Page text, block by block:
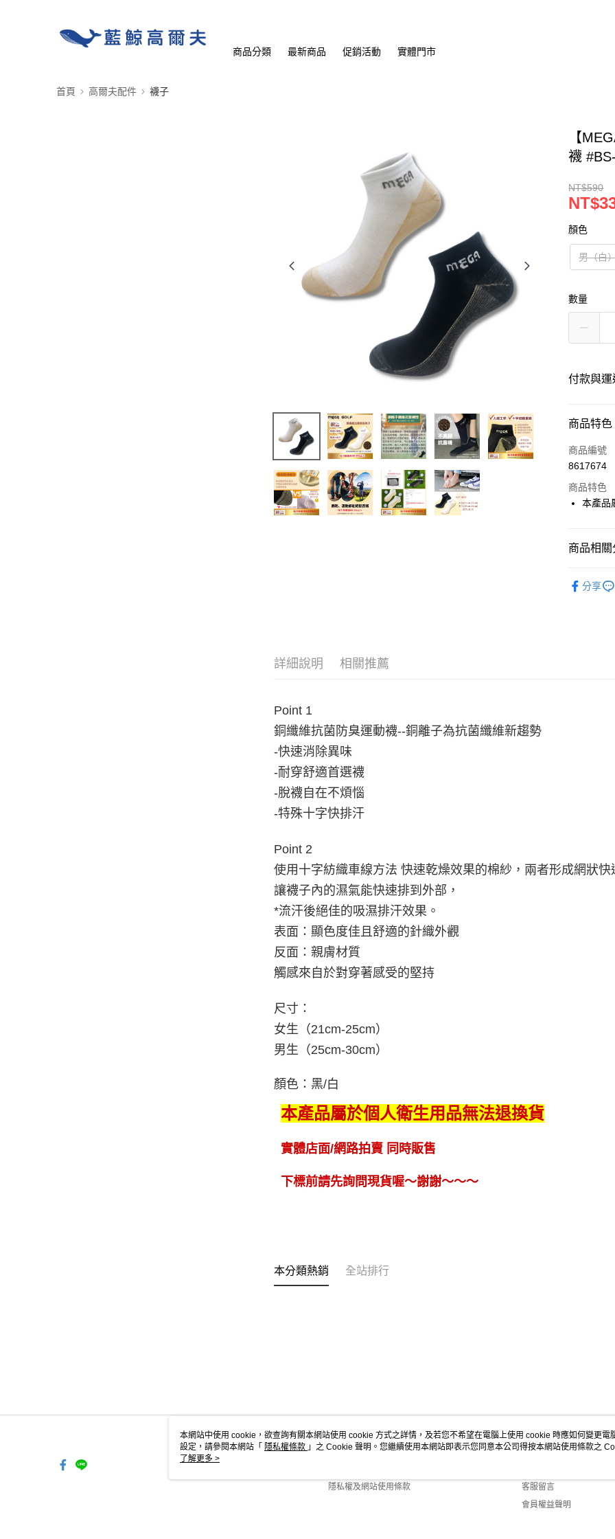
商品分類 最新商品 促銷活動 實體門市
首頁 高爾夫配件 襪子
【
襪
NT$590
顏色
男（白
數量
付款與運
付款方式
信用卡一次
LINE Pay
悠遊付
商品特色
商品編號
8617674
商品特色
本產品
商品相關
分享
詳細說明 相關推薦
Point 1
銅纖維抗菌防臭運動襪--銅離子為抗菌纖維新趨勢
-快速消除異味
-耐穿舒適首選襪
-脫襪自在不煩惱
-特殊十字快排汗
Point 2
使用十字紡織車線方法 快速乾燥效果的棉紗，兩者形成網狀快
讓襪子內的濕氣能快速排到外部，
*流汗後絕佳的吸濕排汗效果。
表面：顯色度佳且舒適的針織外觀
反面：親膚材質
觸感來自於對穿著感受的堅持
尺寸：
女生（21cm-25cm）
男生（25cm-30cm）
顏色：黑/白
本產品屬於個人衛生用品無法退換貨
實體店面/網路拍賣 同時販售
下標前請先詢問現貨喔～謝謝～～～
本分類熱銷 全站排行
關於我們
隱私權及網站使用條款
客服資訊
客服留言
會員權益聲明
本網站中使用 cookie，欲查詢有關本網站使用 cookie 方式之詳情，及若您不希望在電腦上使用 cookie 時應如何變更電
設定，請參閱本網站「 隱私權條款 」之 Cookie 聲明。您繼續使用本網站即表示您同意本公司得按本網站使用條款之
使用 cookie。
了解更多 >